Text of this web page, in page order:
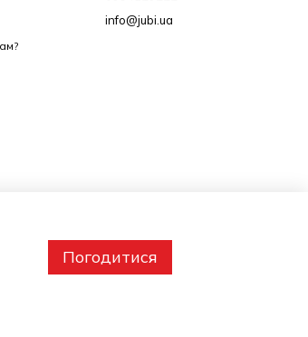
info@jubi.ua
Погодитися